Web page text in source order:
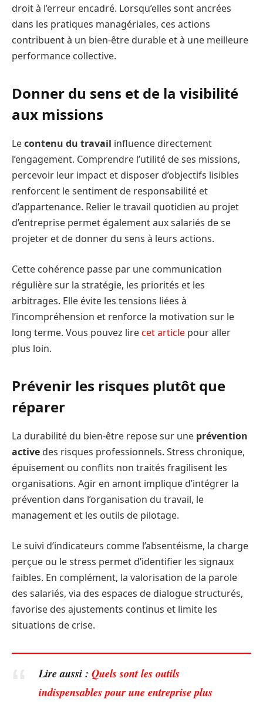
droit à l’erreur encadré. Lorsqu’elles sont ancrées
dans les pratiques managériales, ces actions
contribuent à un bien-être durable et à une meilleure
performance collective.
Donner du sens et de la visibilité
aux missions
Lecontenu du travail influence directement
l’engagement. Comprendre l’utilité de ses missions,
percevoir leur impact et disposer d’objectifs lisibles
renforcent le sentiment de responsabilité et
d’appartenance. Relier le travail quotidien au projet
d’entreprise permet également aux salariés de se
projeter et de donner du sens à leurs actions.
Cette cohérence passe par une communication
régulière sur la stratégie, les priorités et les
arbitrages. Elle évite les tensions liées à
l’incompréhension et renforce la motivation sur le
long terme. Vous pouvez lirecet article pour aller
plus loin.
Prévenir les risques plutôt que
réparer
La durabilité du bien-être repose sur une prévention
active des risques professionnels. Stress chronique,
épuisement ou conflits non traités fragilisent les
organisations. Agir en amont implique d’intégrer la
prévention dans l’organisation du travail, le
management et les outils de pilotage.
Le suivi d’indicateurs comme l’absentéisme, la charge
perçue ou le stress permet d’identifier les signaux
faibles. En complément, la valorisation de la parole
des salariés, via des espaces de dialogue structurés,
favorise des ajustements continus et limite les
situations de crise.
Lire aussi :Quels sont les outils
indispensables pour une entreprise plus